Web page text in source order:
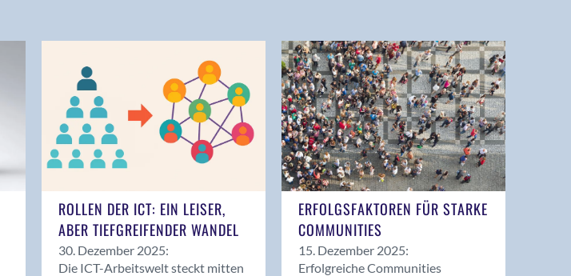
Andelfingen
Balsthal
Balzers
Bassersdorf
ROLLEN DER ICT: EIN LEISER,
ABER TIEFGREIFENDER WANDEL
30. Dezember 2025:
Die ICT-Arbeitswelt steckt mitten
ERFOLGSFAKTOREN FÜR STARKE
COMMUNITIES
15. Dezember 2025:
Erfolgreiche Communities